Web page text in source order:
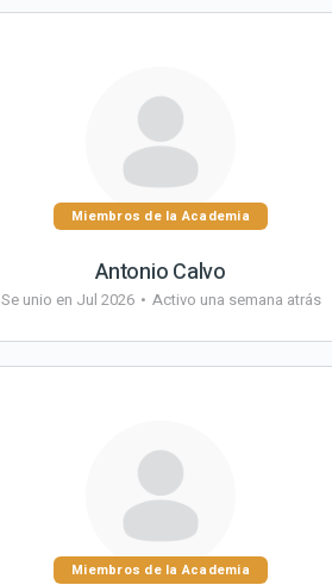
Miembros de la Academia
Antonio Calvo
Se unio en Jul 2026 • Activo una semana atrás
Miembros de la Academia